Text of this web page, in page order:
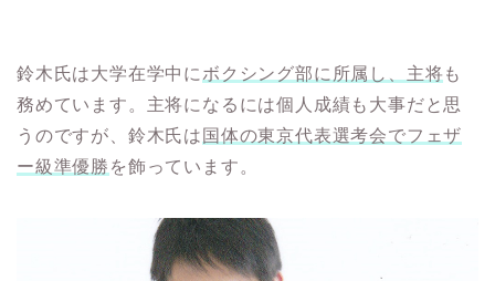
鈴木氏は大学在学中に ボクシング部に所属し、主将 も
務めています。主将になるには個人成績も大事だと思
うのですが、鈴木氏は 国体の東京代表選考会でフェザ
ー級準優勝 を飾っています。